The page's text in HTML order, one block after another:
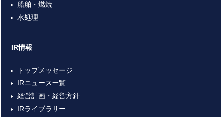
船舶・燃焼
水処理
IR情報
トップメッセージ
IRニュース一覧
経営計画・経営方針
IRライブラリー